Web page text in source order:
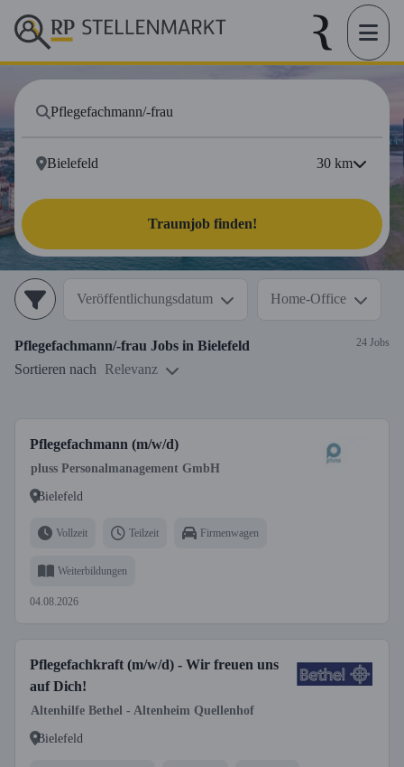
30 km
Traumjob finden!
Veröffentlichungsdatum Home-Office
Pflegefachmann/-frau Jobs in Bielefeld 24 Jobs
Sortieren nach Relevanz
Pflegefachmann (m/w/d)
pluss Personalmanagement GmbH
Bielefeld
Vollzeit Teilzeit Firmenwagen
Weiterbildungen
04.08.2026
Pflegefachkraft (m/w/d) - Wir freuen uns
auf Dich!
Altenhilfe Bethel - Altenheim Quellenhof
Bielefeld